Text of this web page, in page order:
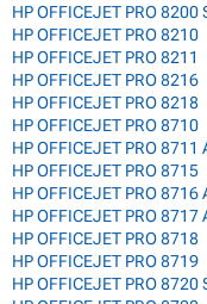
HP OFFICEJET PRO 8200
HP OFFICEJET PRO 8210
HP OFFICEJET PRO 8211
HP OFFICEJET PRO 8216
HP OFFICEJET PRO 8218
HP OFFICEJET PRO 8710
HP OFFICEJET PRO 8711
HP OFFICEJET PRO 8715
HP OFFICEJET PRO 8716
HP OFFICEJET PRO 8717
HP OFFICEJET PRO 8718
HP OFFICEJET PRO 8719
HP OFFICEJET PRO 8720